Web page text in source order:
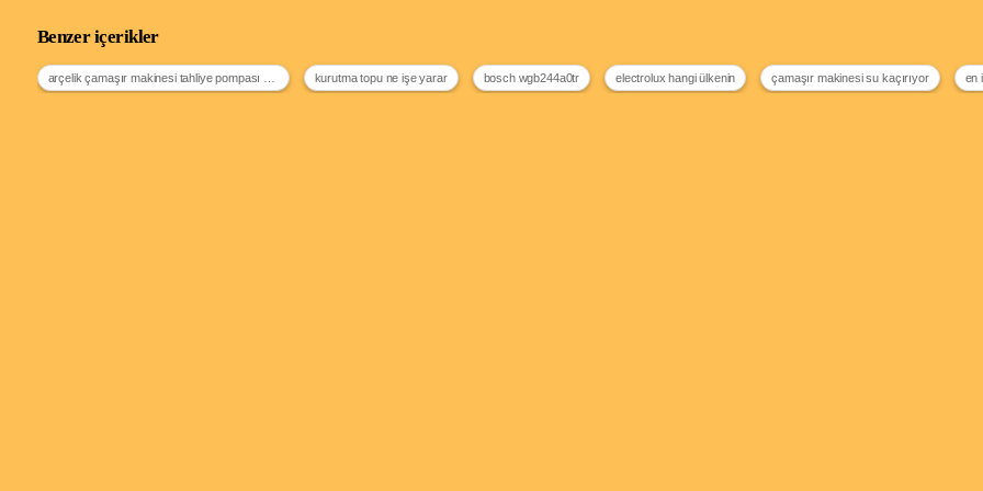
Benzer içerikler
arçelik çamaşır makinesi tahliye pompası nasıl sökülür kurutma topu ne işe yarar bosch wgb244a0tr electrolux hangi ülkenin çamaşır makinesi su kaçırıyor en